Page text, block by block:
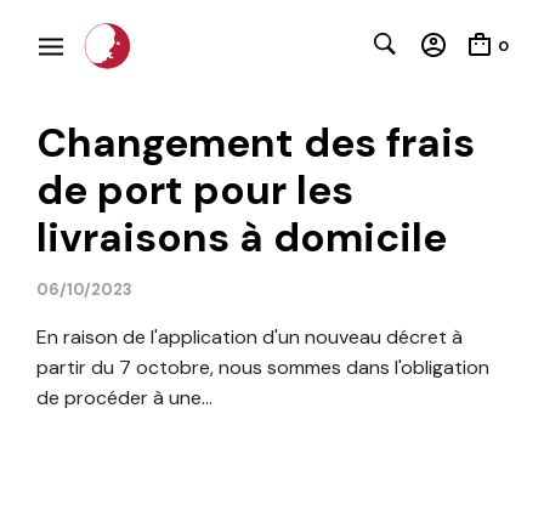
0
Changement des frais
de port pour les
livraisons à domicile
06/10/2023
En raison de l'application d'un nouveau décret à
partir du 7 octobre, nous sommes dans l'obligation
de procéder à une...